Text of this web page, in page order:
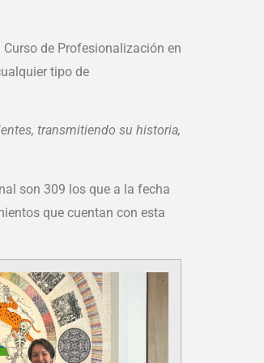
de Profesionalización en
tipo de
transmitiendo su historia,
son 309 los que a la fecha
que cuentan con esta